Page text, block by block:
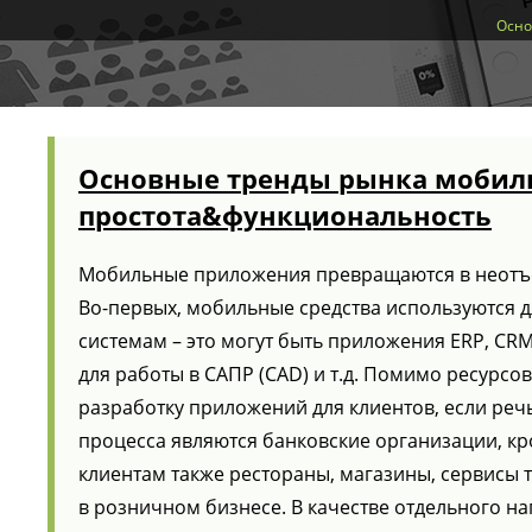
Основные тренды рынка
простота&функциональность
Мобильные приложения превращаются в
Во-первых, мобильные средства используются
системам – это могут быть приложения ERP,
для работы в САПР (CAD) и т.д. Помимо
разработку приложений для клиентов, если
процесса являются банковские организации,
клиентам также рестораны, магазины,
в розничном бизнесе. В качестве отдельного